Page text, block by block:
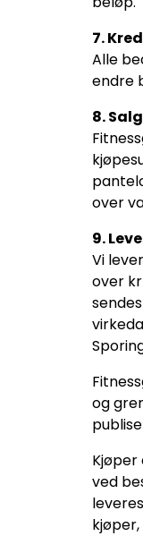
7.
Alle
endre
8.
over
9.
Vi
over
og
ved